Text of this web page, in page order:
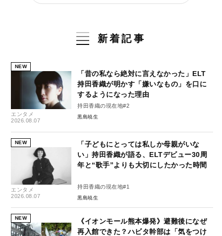
新着記事
NEW
エンタメ
2026.08.07
「昔の私なら絶対に言えなかった」ELT
持田香織が明かす「嫌いなもの」を口に
するようになった理由
持田香織の現在地#2
黒島暁生
NEW
エンタメ
2026.08.07
「子どもにとっては私しか母親がいな
い」持田香織が語る、ELTデビュー30周
年と“歌手”よりも大切にしたかった時間
持田香織の現在地#1
黒島暁生
NEW
《イオンモール熊本爆発》避難後になぜ
再入館できた？ハビタ幹部は「気をつけ